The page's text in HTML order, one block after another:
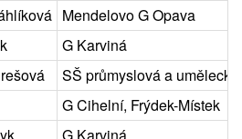
Mendelovo G Opava
G Karviná
SŠ průmyslová a
G Cihelní, Frýdek-Místek